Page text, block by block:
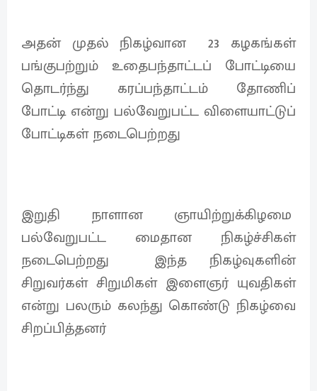
அதன் முதல் நிகழ்வான 23 கழகங்கள்
பங்குபற்றும் உதைபந்தாட்டப் போட்டியை
தொடர்ந்து கரப்பந்தாட்டம் தோணிப்
போட்டி என்று பல்வேறுபட்ட விளையாட்டுப்
போட்டிகள் நடைபெற்றது
இறுதி நாளான ஞாயிற்றுக்கிழமை
பல்வேறுபட்ட மைதான நிகழ்ச்சிகள்
நடைபெற்றது இந்த நிகழ்வுகளின்
சிறுவர்கள் சிறுமிகள் இளைஞர் யுவதிகள்
என்று பலரும் கலந்து கொண்டு நிகழ்வை
சிறப்பித்தனர்